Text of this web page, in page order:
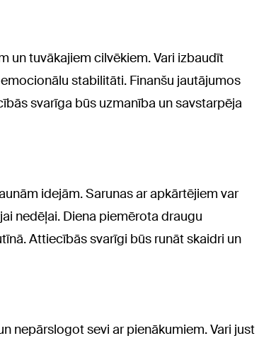
un tuvākajiem cilvēkiem. Vari izbaudīt
stabilitāti. Finanšu jautājumos
svarīga būs uzmanība un savstarpēja
idejām. Sarunas ar apkārtējiem var
nedēļai. Diena piemērota draugu
Attiecībās svarīgi būs runāt skaidri un
nepārslogot sevi ar pienākumiem. Vari just